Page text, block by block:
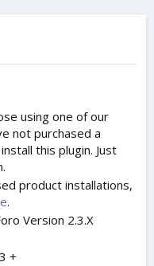
using one of our
not purchased a
this plugin. Just
product installations,
.
Version 2.3.X
+